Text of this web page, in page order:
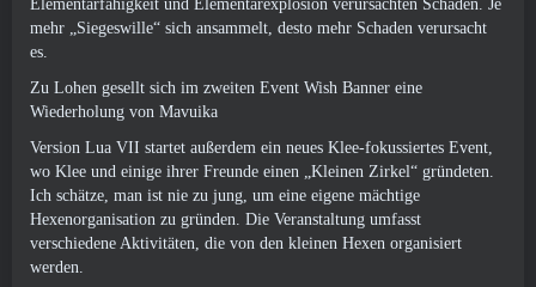
Elementarfähigkeit und Elementarexplosion verursachten Schaden. Je
mehr „Siegeswille“ sich ansammelt, desto mehr Schaden verursacht
es.
Zu Lohen gesellt sich im zweiten Event Wish Banner eine
Wiederholung von Mavuika
Version Lua VII startet außerdem ein neues Klee-fokussiertes Event,
wo Klee und einige ihrer Freunde einen „Kleinen Zirkel“ gründeten.
Ich schätze, man ist nie zu jung, um eine eigene mächtige
Hexenorganisation zu gründen. Die Veranstaltung umfasst
verschiedene Aktivitäten, die von den kleinen Hexen organisiert
werden.